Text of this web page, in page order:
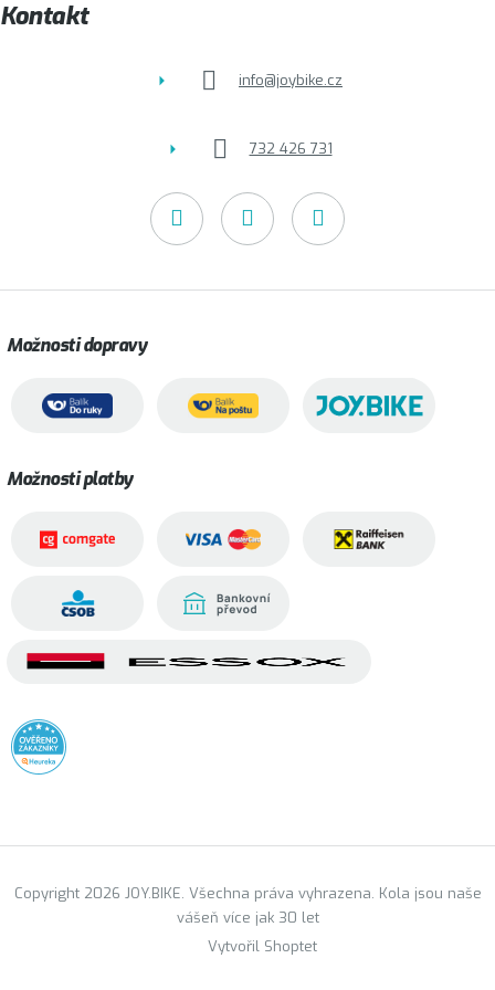
í
Kontakt
info@joybike.cz
732 426 731
Možnosti dopravy
Možnosti platby
Vytvořil Shoptet
Copyright 2026 JOY.BIKE. Všechna práva vyhrazena. Kola jsou naše
vášeň více jak 30 let